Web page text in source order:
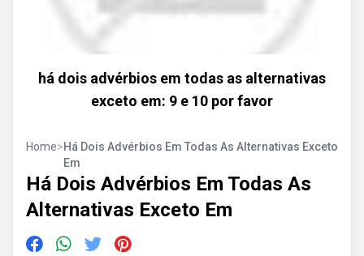
há dois advérbios em todas as alternativas
exceto em: 9 e 10 por favor
Home>Há Dois Advérbios Em Todas As Alternativas Exceto
Em
Há Dois Advérbios Em Todas As
Alternativas Exceto Em